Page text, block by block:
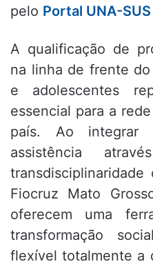
pelo Portal UNA-SUS
A qualificação de
na linha de frente
e adolescentes
essencial para a
país. Ao integrar
assistência
Fiocruz Mato
oferecem uma
transformação
flexível totalmente a